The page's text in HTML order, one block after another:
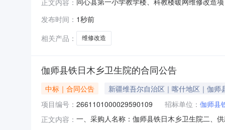
标工作，并于2026年08月05日发布中标候选
万肆仟伍佰肆拾陆元捌角伍分
发布时间： 1秒前
相关产品：
维修改造
伽师县铁日木乡卫生院的合同公告
中标｜合同公告
新疆维吾尔自治区｜喀什地区｜伽师
项目编号： 2661101000029590109 招标单位： 伽师县
正文内容： 一、采购人名称：伽师县铁日木乡卫生院二、